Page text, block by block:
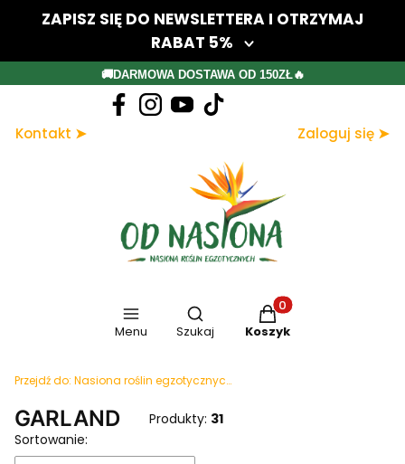
ZAPISZ SIĘ DO NEWSLETTERA I OTRZYMAJ
RABAT 5%
Twój adres e-mail
Dołącz do newslettera
Zapisując się, akceptujesz nasz Regulamin (w zakresie dotyczącym
🚚DARMOWA DOSTAWA OD 150ZŁ🔥
Kontakt ➤ Zaloguj się ➤
Menu
Otwórz wyszukiwarkę
Szukaj
Produkty w
Koszyk
Przejdź do: Nasiona roślin egzotycznych | Od nasiona
GARLAND Produkty: 31
Lista produktów
Sortowanie: